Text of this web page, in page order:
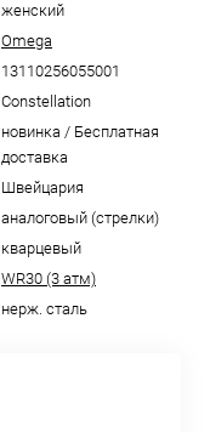
женский
Omega
13110256055001
Constellation
новинка / Бесплатная
доставка
Швейцария
аналоговый (стрелки)
кварцевый
WR30 (3 атм)
нерж. сталь